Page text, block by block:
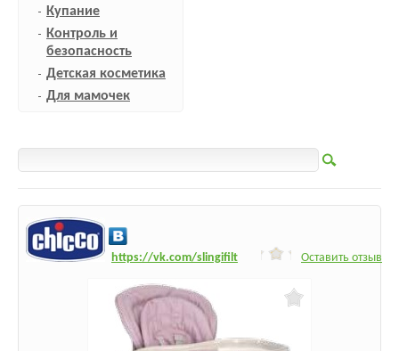
Купание
Контроль и
безопасность
Детская косметика
Для мамочек
https://vk.com/slingifilt Оставить отзыв